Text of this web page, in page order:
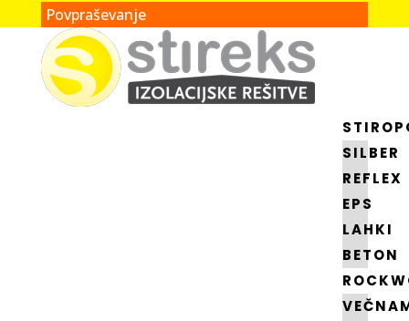
Povpraševanje
SILBER
REFLEX
EPS
LAHKI
BETON